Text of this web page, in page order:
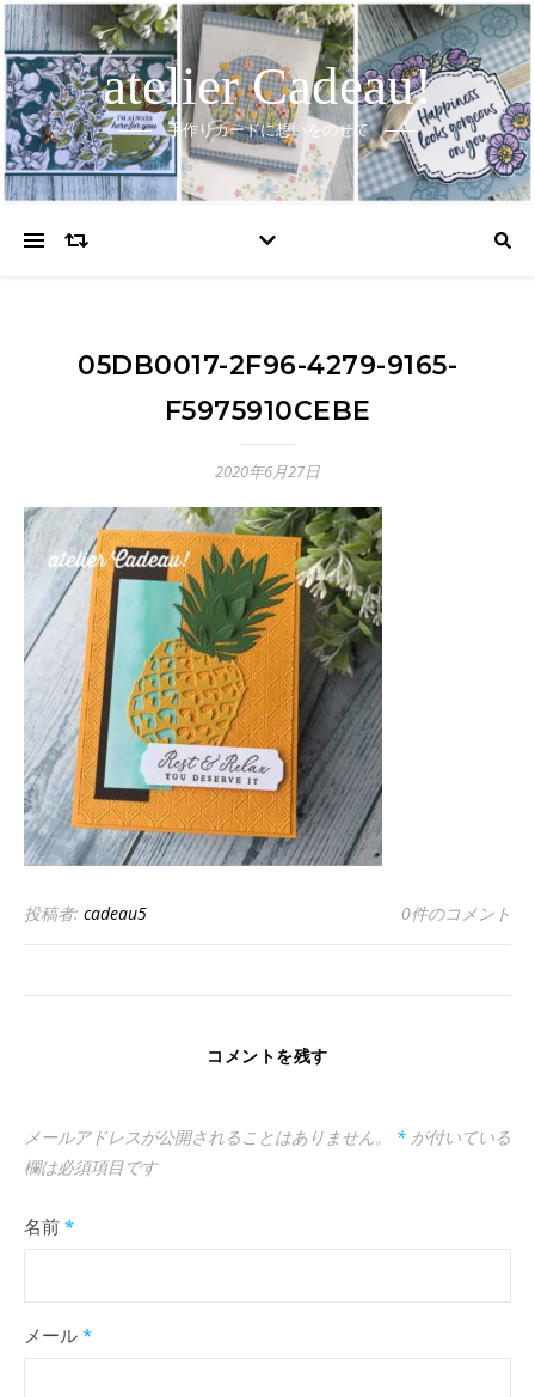
atelier Cadeau!
手作りカードに想いをのせて
05DB0017-2F96-4279-9165-
F5975910CEBE
2020年6月27日
投稿者: cadeau5 0件のコメント
コメントを残す
メールアドレスが公開されることはありません。 * が付いている
欄は必須項目です
名前 *
メール *